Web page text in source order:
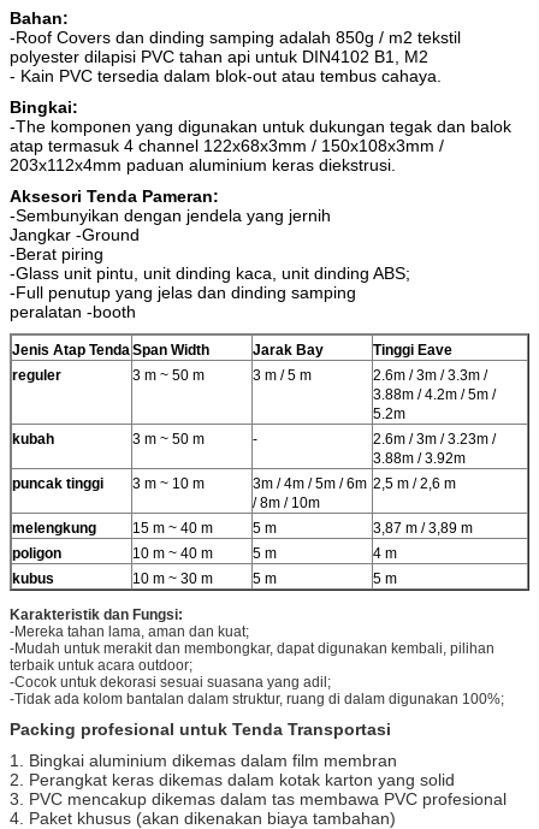
Bahan:
-Roof Covers dan dinding samping adalah 850g / m2 tekstil
polyester dilapisi PVC tahan api untuk DIN4102 B1, M2
- Kain PVC tersedia dalam blok-out atau tembus cahaya.
Bingkai:
-The komponen yang digunakan untuk dukungan tegak dan balok
atap termasuk 4 channel 122x68x3mm / 150x108x3mm /
203x112x4mm paduan aluminium keras diekstrusi.
Aksesori Tenda Pameran:
-Sembunyikan dengan jendela yang jernih
Jangkar -Ground
-Berat piring
-Glass unit pintu, unit dinding kaca, unit dinding ABS;
-Full penutup yang jelas dan dinding samping
peralatan -booth
Jenis Atap TendaSpan Width Jarak Bay
Tinggi Eave
reguler
3 m ~ 50 m 3 m / 5 m
2.6m / 3m / 3.3m /
3.88m / 4.2m / 5m /
5.2m
kubah
3 m ~ 50 m -
2.6m / 3m / 3.23m /
3.88m / 3.92m
puncak tinggi
3 m ~ 10 m
3m / 4m / 5m / 6m
/ 8m / 10m
2,5 m / 2,6 m
melengkung 15 m ~ 40 m 5 m
3,87 m / 3,89 m
poligon
10 m ~ 40 m 5 m
4 m
kubus
10 m ~ 30 m 5 m 5 m
Karakteristik dan Fungsi:
-Mereka tahan lama, aman dan kuat;
-Mudah untuk merakit dan membongkar, dapat digunakan kembali, pilihan
terbaik untuk acara outdoor;
-Cocok untuk dekorasi sesuai suasana yang adil;
-Tidak ada kolom bantalan dalam struktur, ruang di dalam digunakan 100%;
Packing profesional untuk Tenda Transportasi
1. Bingkai aluminium dikemas dalam film membran
2. Perangkat keras dikemas dalam kotak karton yang solid
3. PVC mencakup dikemas dalam tas membawa PVC profesional
4. Paket khusus (akan dikenakan biaya tambahan)